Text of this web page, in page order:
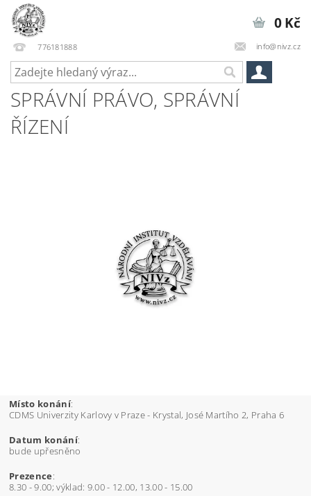
776181888 info@nivz.cz
0 Kč
SPRÁVNÍ PRÁVO, SPRÁVNÍ
ŘÍZENÍ
Místo konání:
CDMS Univerzity Karlovy v Praze - Krystal, José Martího 2, Praha 6
Datum konání:
bude upřesněno
Prezence:
8.30 - 9.00; výklad: 9.00 - 12.00, 13.00 - 15.00